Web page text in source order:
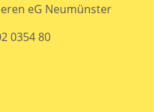
eG Neumünster
0354 80